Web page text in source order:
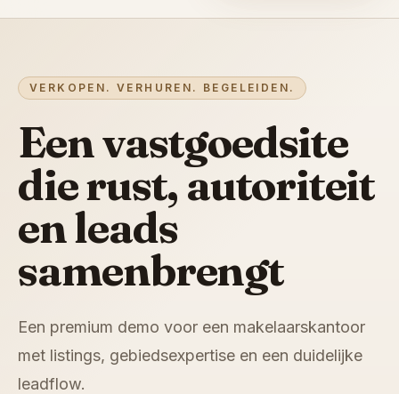
VERKOPEN. VERHUREN. BEGELEIDEN.
Een vastgoedsite
die rust, autoriteit
en leads
samenbrengt
Een premium demo voor een makelaarskantoor
met listings, gebiedsexpertise en een duidelijke
leadflow.